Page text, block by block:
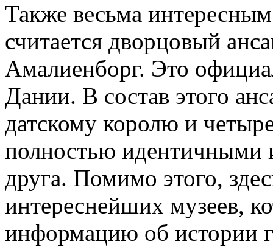
Также весьма
считается дворцовый
Амалиенборг. Это
Дании. В состав этого
датскому королю и
полностью идентичными
друга. Помимо этого,
интереснейших музеев,
информацию об истории